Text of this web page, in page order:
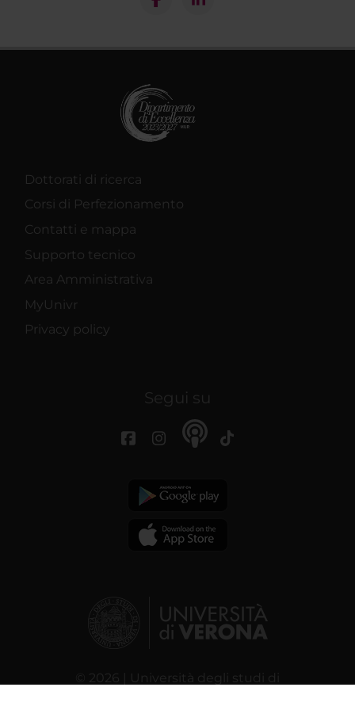
Dottorati di ricerca
Corsi di Perfezionamento
Contatti e mappa
Supporto tecnico
Area Amministrativa
MyUnivr
Privacy policy
Segui su
© 2026 | Università degli studi di